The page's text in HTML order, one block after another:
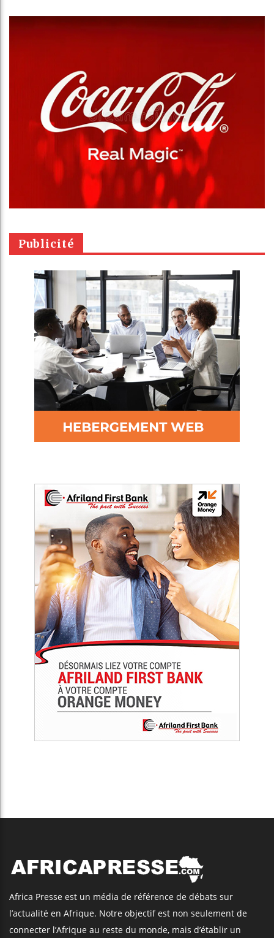
Publicité
Africa Presse est un média de référence de débats sur
l’actualité en Afrique. Notre objectif est non seulement de
connecter l’Afrique au reste du monde, mais d’établir un